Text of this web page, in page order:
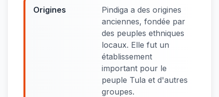
Origines
Pindiga a des origines
anciennes, fondée par
des peuples ethniques
locaux. Elle fut un
établissement
important pour le
peuple Tula et d'autres
groupes.